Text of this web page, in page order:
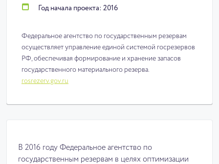
Год начала проекта: 2016
Федеральное агентство по государственным резервам
осуществляет управление единой системой госрезервов
РФ, обеспечивая формирование и хранение запасов
государственного материального резерва.
rosrezerv.gov.ru
В 2016 году Федеральное агентство по
государственным резервам в целях оптимизации